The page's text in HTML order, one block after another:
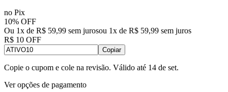
no Pix
10% OFF
Ou 1x de R$ 59,99 sem jurosou 1x de R$ 59,99 sem juros
R$ 10 OFF
Copiar
Copie o cupom e cole na revisão. Válido até 14 de set.
Ver opções de pagamento